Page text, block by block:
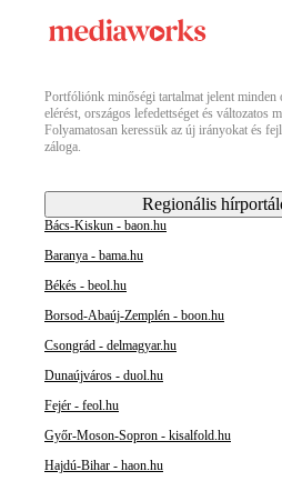
Portfóliónk minőségi tartalmat jelent minden
elérést, országos lefedettséget és változatos
Folyamatosan keressük az új irányokat és
záloga.
Regionális
Bács-Kiskun - baon.hu
Baranya - bama.hu
Békés - beol.hu
Borsod-Abaúj-Zemplén - boon.hu
Csongrád - delmagyar.hu
Dunaújváros - duol.hu
Fejér - feol.hu
Győr-Moson-Sopron - kisalfold.hu
Hajdú-Bihar - haon.hu